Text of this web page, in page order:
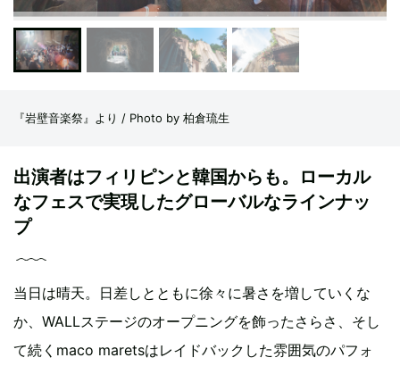
『岩壁音楽祭』より / Photo by 柏倉琉生
出演者はフィリピンと韓国からも。ローカル
なフェスで実現したグローバルなラインナッ
プ
当日は晴天。日差しとともに徐々に暑さを増していくな
か、WALLステージのオープニングを飾ったさらさ、そし
て続くmaco maretsはレイドバックした雰囲気のパフォ